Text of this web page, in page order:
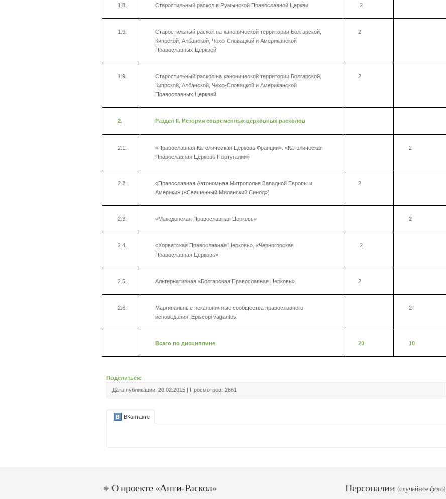
1.8. Старостильный раскол в Румынской Православной Церкви 2
1.9.
Старостильный раскол на канонической территории Болгарской,
Кипрской, Албанской, Чехо-Словацкой и Американской
Православных Церквей
2
1.9.
Старостильный раскол на канонической территории Болгарской,
Кипрской, Албанской, Чехо-Словацкой и Американской
Православных Церквей
2
2. Раздел II. История современных церковных расколов
2.1.
«Православная Католическая Церковь Франции». «Католическая
Православная Церковь Португалии»
2
2.2.
«Православная Автономная Митрополия Западной Европы и
Америки» («Священный Миланский Синод»)
2
2.3. «Македонская Православная Церковь» 2
2.4.
«Хорватская Православная Церковь». «Черногорская
Православная Церковь»
2
2.5. Альтернативная «Болгарская Православная Церковь». 2
2.6.
Маргинальные неканоничные сообщества православного
исповедания. Episcopi vagantes.
2
Всего по дисциплине 20 10
Поделиться:
Дата публикации: 20.02.2015 | Просмотров: 2661
ВКонтакте
О проекте «Анти-Раскол» Персоналии (случайное фото)